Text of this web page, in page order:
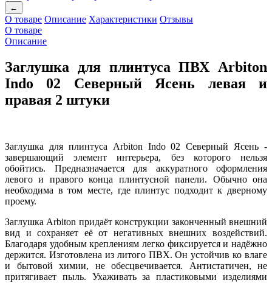
←
О товаре Описание Характеристики Отзывы
О товаре
Описание
Заглушка для плинтуса ПВХ Arbiton
Indo 02 Северный Ясень левая и
правая 2 штуки
Заглушка для плинтуса Arbiton Indo 02 Северный Ясень -
завершающий элемент интерьера, без которого нельзя
обойтись. Предназначается для аккуратного оформления
левого и правого конца плинтусной панели. Обычно она
необходима в том месте, где плинтус подходит к дверному
проему.
Заглушка Arbiton придаёт конструкции законченный внешний
вид и сохраняет её от негативных внешних воздействий.
Благодаря удобным креплениям легко фиксируется и надёжно
держится. Изготовлена из литого ПВХ. Он устойчив ко влаге
и бытовой химии, не обесцвечивается. Антистатичен, не
притягивает пыль. Ухаживать за пластиковыми изделиями